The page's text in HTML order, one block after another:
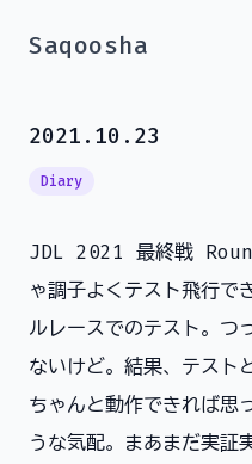
Saqoosha
2021.10.23
Diary
JDL 2021 最終戦
ゃ調子よくテスト飛行で
ルレースでのテスト。つ
ないけど。結果、テスト
ちゃんと動作できれば思
うな気配。まあまだ実証